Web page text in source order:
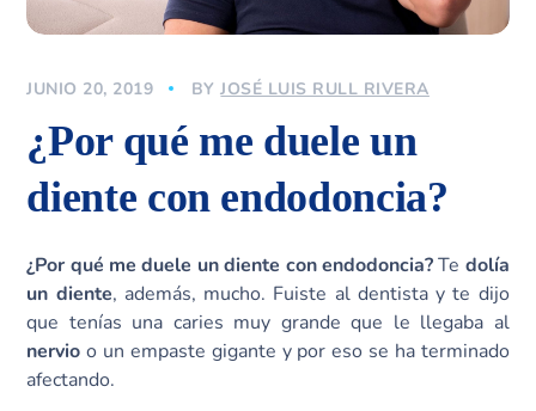
JUNIO 20, 2019 BYJOSÉ LUIS RULL RIVERA
¿Por qué me duele un
diente con endodoncia?
¿Por qué me duele un diente con endodoncia?Te dolía
un diente, además, mucho. Fuiste al dentista y te dijo
que tenías una caries muy grande que le llegaba al
nervio o un empaste gigante y por eso se ha terminado
afectando.